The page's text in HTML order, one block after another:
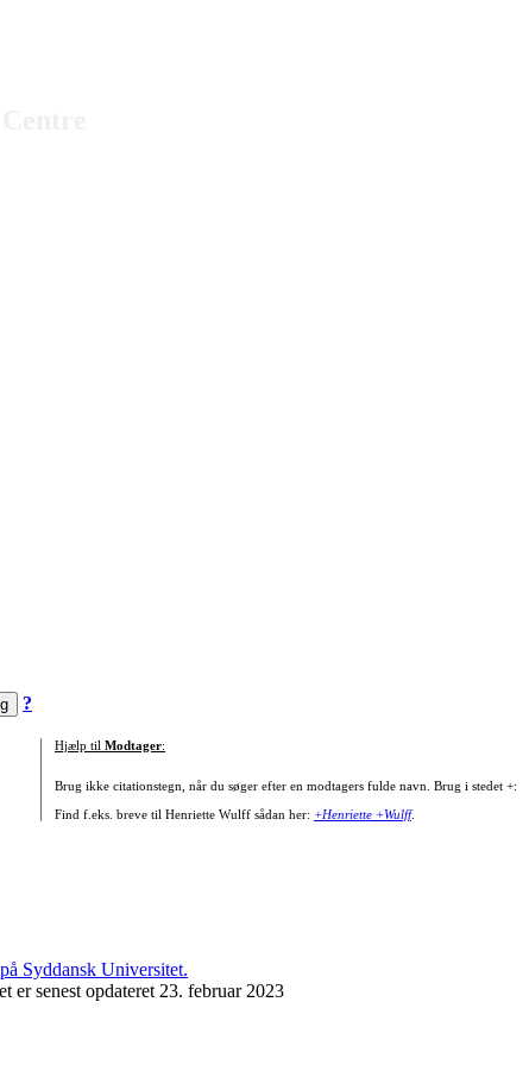
?
Hjælp til Modtager:
Brug ikke citationstegn, når du søger efter en modtagers fulde navn. Brug i stedet +:
Find f.eks. breve til Henriette Wulff sådan her: +Henriette +Wulff.
er senest opdateret 23. februar 2023